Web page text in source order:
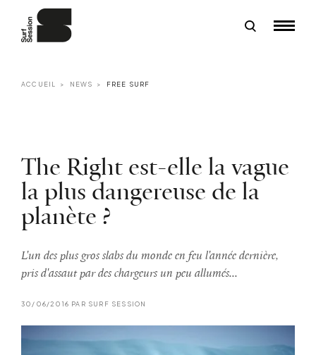
ACCUEIL NEWS FREE SURF
The Right est-elle la vague
la plus dangereuse de la
planète ?
L'un des plus gros slabs du monde en feu l'année dernière,
pris d'assaut par des chargeurs un peu allumés...
30/06/2016 PAR SURF SESSION